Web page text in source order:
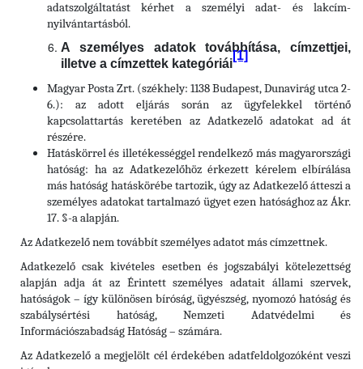
adatszolgáltatást kérhet a személyi adat- és lakcím-
nyilvántartásból.
A személyes adatok továbbítása, címzettjei,
illetve a címzettek kategóriái
[1]
Magyar Posta Zrt. (székhely: 1138 Budapest, Dunavirág utca 2-
6.): az adott eljárás során az ügyfelekkel történő
kapcsolattartás keretében az Adatkezelő adatokat ad át
részére.
Hatáskörrel és illetékességgel rendelkező más magyarországi
hatóság: ha az Adatkezelőhöz érkezett kérelem elbírálása
más hatóság hatáskörébe tartozik, úgy az Adatkezelő átteszi a
személyes adatokat tartalmazó ügyet ezen hatósághoz az Ákr.
17. §-a alapján.
Az Adatkezelő nem továbbít személyes adatot más címzettnek.
Adatkezelő csak kivételes esetben és jogszabályi kötelezettség
alapján adja át az Érintett személyes adatait állami szervek,
hatóságok – így különösen bíróság, ügyészség, nyomozó hatóság és
szabálysértési hatóság, Nemzeti Adatvédelmi és
Információszabadság Hatóság – számára.
Az Adatkezelő a megjelölt cél érdekében adatfeldolgozóként veszi